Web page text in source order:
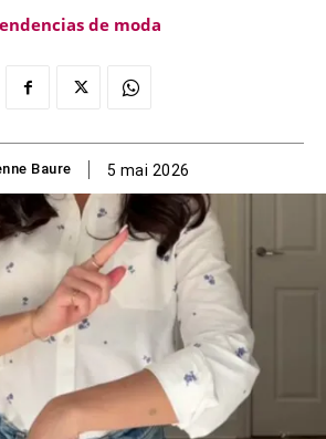
de moda
Baure 5 mai 2026